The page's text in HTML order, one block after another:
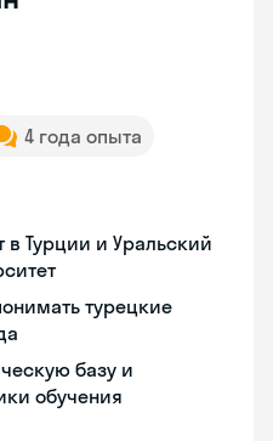
4 года опыта
в Турции и Уральский
турецкие
базу и
обучения